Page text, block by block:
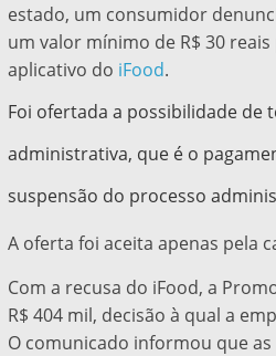
estado, um consumidor
um valor mínimo de R$ 30
aplicativo do iFood.
Foi ofertada a possibilidade de
administrativa, que é o
suspensão do processo
A oferta foi aceita apenas pela
Com a recusa do iFood, a
R$ 404 mil, decisão à qual a
O comunicado informou que